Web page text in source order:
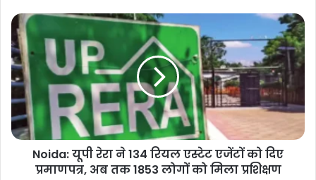
दूतावास
से
मांगी
जानकारी
Noida:
यूपी
रेरा
ने
134
रियल
एजेंटों
को
प्रमाणपत्र,
Noida: यूपी रेरा ने 134 रियल एस्टेट एजेंटों को दिए
प्रमाणपत्र, अब तक 1853 लोगों को मिला प्रशिक्षण